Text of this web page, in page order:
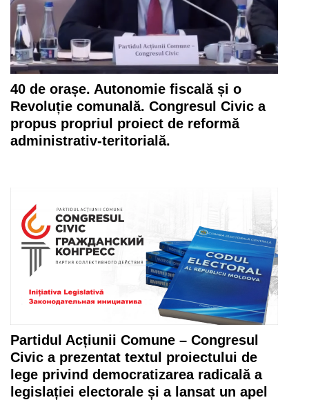
40 de orașe. Autonomie fiscală și o
Revoluție comunală. Congresul Civic a
propus propriul proiect de reformă
administrativ-teritorială.
Partidul Acțiunii Comune – Congresul
Civic a prezentat textul proiectului de
lege privind democratizarea radicală a
legislației electorale și a lansat un apel